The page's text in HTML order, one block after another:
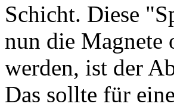
Schicht. Diese
nun die Magnete
werden, ist der
Das sollte für